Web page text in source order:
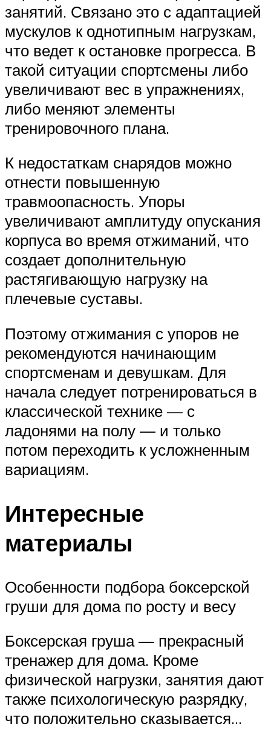
занятий. Связано это с адаптацией
мускулов к однотипным нагрузкам,
что ведет к остановке прогресса. В
такой ситуации спортсмены либо
увеличивают вес в упражнениях,
либо меняют элементы
тренировочного плана.
К недостаткам снарядов можно
отнести повышенную
травмоопасность. Упоры
увеличивают амплитуду опускания
корпуса во время отжиманий, что
создает дополнительную
растягивающую нагрузку на
плечевые суставы.
Поэтому отжимания с упоров не
рекомендуются начинающим
спортсменам и девушкам. Для
начала следует потренироваться в
классической технике — с
ладонями на полу — и только
потом переходить к усложненным
вариациям.
Интересные
материалы
Особенности подбора боксерской
груши для дома по росту и весу
Боксерская груша — прекрасный
тренажер для дома. Кроме
физической нагрузки, занятия дают
также психологическую разрядку,
что положительно сказывается…